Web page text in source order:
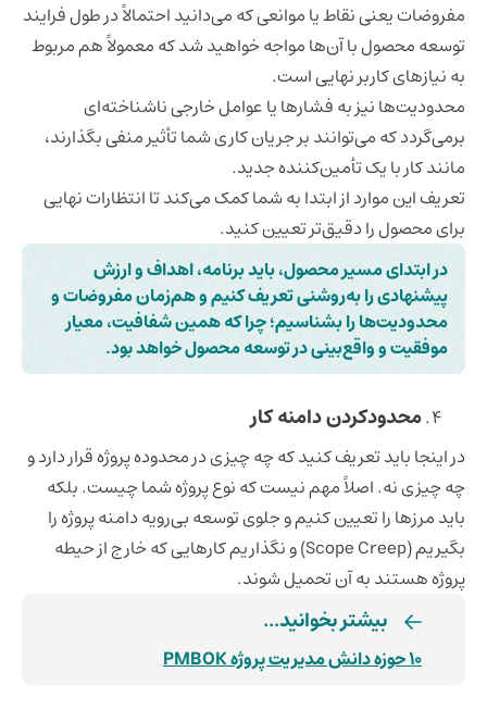
مفروضات یعنی نقاط یا موانعی که می‌دانید احتمالاً در طول فرایند
توسعه محصول با آن‌ها مواجه خواهید شد که معمولاً هم مربوط
به نیازهای کاربر نهایی است.
محدودیت‌ها نیز به فشارها یا عوامل خارجی ناشناخته‌ای
برمی‌گردد که می‌توانند بر جریان کاری شما تأثیر منفی بگذارند،
مانند کار با یک تأمین‌کننده جدید.
تعریف این موارد از ابتدا به شما کمک می‌کند تا انتظارات نهایی
برای محصول را دقیق‌تر تعیین کنید.
در ابتدای مسیر محصول، باید برنامه، اهداف و ارزش
پیشنهادی را به‌روشنی تعریف کنیم و هم‌زمان مفروضات و
محدودیت‌ها را بشناسیم؛ چرا که همین شفافیت، معیار
موفقیت و واقع‌بینی در توسعه محصول خواهد بود.
محدودکردن دامنه کار
در اینجا باید تعریف کنید که چه چیزی در محدوده پروژه قرار دارد و
چه چیزی نه. اصلاً مهم نیست که نوع پروژه شما چیست. بلکه
باید مرزها را تعیین کنیم و جلوی توسعه بی‌رویه دامنه پروژه را
بگیریم (Scope Creep) و نگذاریم کارهایی که خارج از حیطه
پروژه هستند به آن تحمیل شوند.
10 حوزه دانش مدیریت پروژه PMBOK